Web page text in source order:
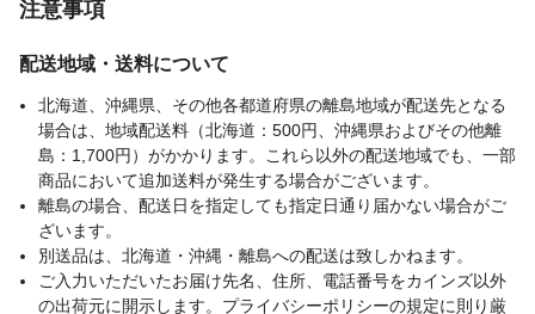
注意事項
配送地域・送料について
北海道、沖縄県、その他各都道府県の離島地域が配送先となる
場合は、地域配送料（北海道：500円、沖縄県およびその他離
島：1,700円）がかかります。これら以外の配送地域でも、一部
商品において追加送料が発生する場合がございます。
離島の場合、配送日を指定しても指定日通り届かない場合がご
ざいます。
別送品は、北海道・沖縄・離島への配送は致しかねます。
ご入力いただいたお届け先名、住所、電話番号をカインズ以外
の出荷元に開示します。プライバシーポリシーの規定に則り厳